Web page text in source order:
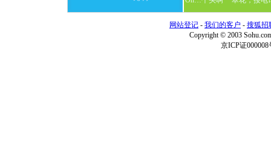
网站登记 - 我们的客户 - 搜狐招
Copyright © 2003
京ICP证